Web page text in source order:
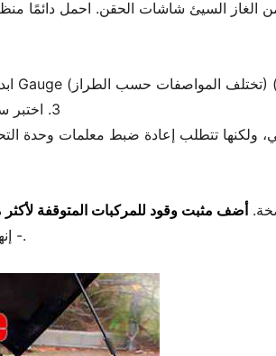
الغاز السيئ شاشات الحقن. احمل دائمًا
3. اختبر سحب التيار من المضخة (4-7 أمبير هو المعتاد)
ولكنها تتطلب إعادة ضبط معلمات وحدة
أضف مثبت وقود للمركبات المتوقفة لأكثر من 30
- إنها تتيح لك رؤية التلوث قبل أن يسبب المشاكل.